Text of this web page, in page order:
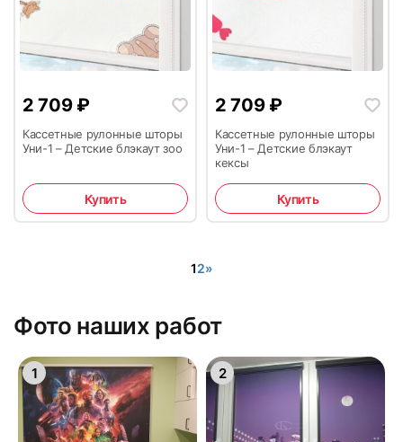
2 709 ₽
Кассетные рулонные шторы
Уни-1 – Детские блэкаут зоо
Купить
2 709 ₽
Кассетные рулонные шторы
Уни-1 – Детские блэкаут
кексы
Купить
12»
Фото наших работ
1 2